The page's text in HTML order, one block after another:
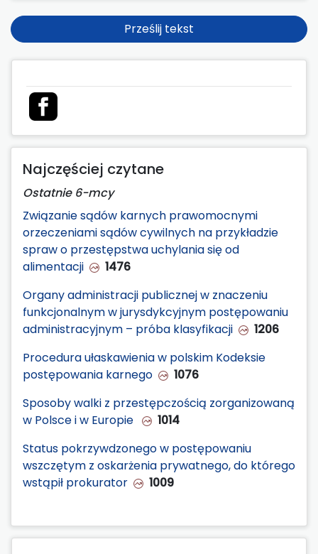
Prześlij tekst
Najczęściej czytane
Ostatnie 6-mcy
Związanie sądów karnych prawomocnymi
orzeczeniami sądów cywilnych na przykładzie
spraw o przestępstwa uchylania się od
alimentacji
1476
Organy administracji publicznej w znaczeniu
funkcjonalnym w jurysdykcyjnym postępowaniu
administracyjnym – próba klasyfikacji
1206
Procedura ułaskawienia w polskim Kodeksie
postępowania karnego
1076
Sposoby walki z przestępczością zorganizowaną
w Polsce i w Europie
1014
Status pokrzywdzonego w postępowaniu
wszczętym z oskarżenia prywatnego, do którego
wstąpił prokurator
1009